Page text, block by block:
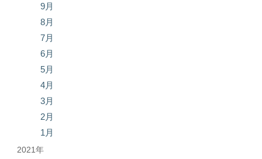
9月
8月
7月
6月
5月
4月
3月
2月
1月
2021年